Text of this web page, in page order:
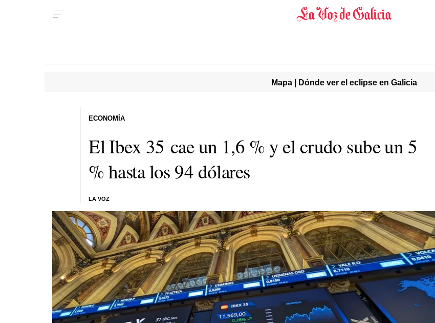
Mapa | Dónde ver el eclipse en Galicia
El Ibex 35 cae un 1,6 % y el crudo sube un 5
% hasta los 94 dólares
LA VOZ
ECONOMÍA